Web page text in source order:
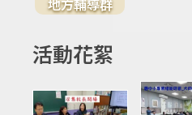
地方輔導群
活動花絮